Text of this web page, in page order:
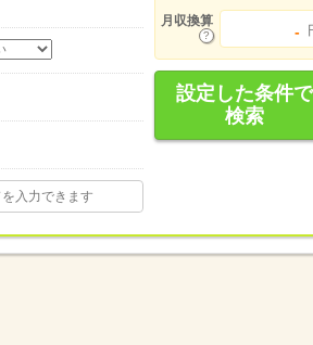
月収換算
-
設定した条件で
検索